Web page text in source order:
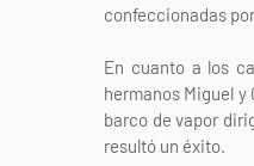
confeccionadas
En cuanto a los
hermanos Miguel
barco de vapor
resultó un éxito.